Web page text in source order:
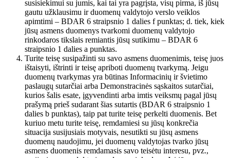
susisiekimui su jumis, kai tai yra pagrįsta, visų pirma, iš jūsų
gautu užklausimu ir duomenų valdytojo verslo veiklos
apimtimi – BDAR 6 straipsnio 1 dalies f punktas; d. tiek, kiek
jūsų asmens duomenys tvarkomi duomenų valdytojo
rinkodaros tikslais remiantis jūsų sutikimu – BDAR 6
straipsnio 1 dalies a punktas.
Turite teisę susipažinti su savo asmens duomenimis, teisę juos
ištaisyti, ištrinti ir teisę apriboti duomenų tvarkymą. Jeigu
duomenų tvarkymas yra būtinas Informacinių ir švietimo
paslaugų sutarčiai arba Demonstracinės sąskaitos sutarčiai,
kurios šalis esate, įgyvendinti arba imtis veiksmų pagal jūsų
prašymą prieš sudarant šias sutartis (BDAR 6 straipsnio 1
dalies b punktas), taip pat turite teisę perkelti duomenis. Bet
kuriuo metu turite teisę, remdamiesi su jūsų konkrečia
situacija susijusiais motyvais, nesutikti su jūsų asmens
duomenų naudojimu, jei duomenų valdytojas tvarko jūsų
asmens duomenis remdamasis savo teisėtu interesu, pvz.,